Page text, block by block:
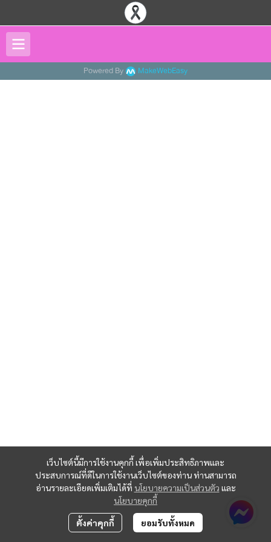
เว็บไซต์นี้มีการใช้งานคุกกี้ เพื่อเพิ่มประสิทธิภาพและ
ประสบการณ์ที่ดีในการใช้งานเว็บไซต์ของท่าน ท่านสามารถ
อ่านรายละเอียดเพิ่มเติมได้ที่ นโยบายความเป็นส่วนตัว และ
นโยบายคุกกี้
ตั้งค่าคุกกี้ ยอมรับทั้งหมด
Powered By MakeWebEasy